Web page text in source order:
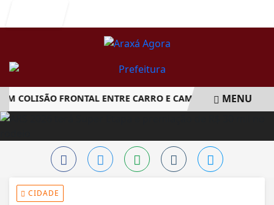
COLISÃO FRONTAL ENTRE CARRO E CAMINHÃO NA BR-262
MENU
CIDADE